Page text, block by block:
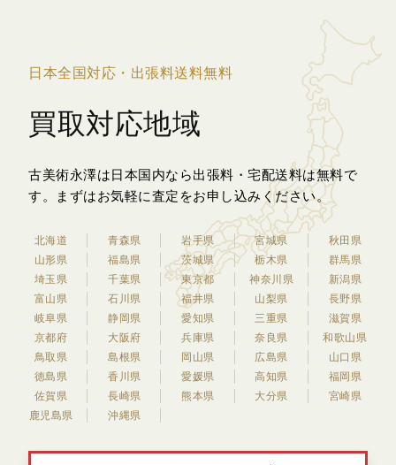
日本全国対応・出張料送料無料
買取対応地域
古美術永澤は日本国内なら出張料・宅配送料は無料で
す。
まずはお気軽に査定をお申し込みください。
北海道 青森県 岩手県 宮城県
秋田県
山形県
福島県 茨城県 栃木県
群馬県
埼玉県
千葉県 東京都 神奈川県
新潟県
富山県
石川県 福井県 山梨県
長野県
岐阜県
静岡県 愛知県 三重県
滋賀県
京都府
大阪府 兵庫県 奈良県
和歌山県
鳥取県
島根県 岡山県 広島県
山口県
徳島県
香川県 愛媛県 高知県
福岡県
佐賀県
長崎県 熊本県 大分県
宮崎県
鹿児島県
沖縄県